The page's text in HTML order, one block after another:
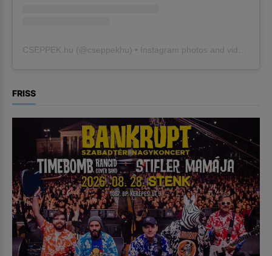
CSEPPEK.hu (@cseppekhu ) • Instagram photos and videos
FRISS